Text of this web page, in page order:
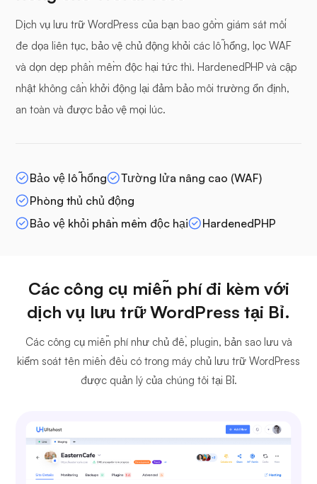
Dịch vụ lưu trữ WordPress của bạn bao gồm giám sát mối
đe dọa liên tục, bảo vệ chủ động khỏi các lỗ hổng, lọc WAF
và dọn dẹp phần mềm độc hại tức thì. HardenedPHP và cập
nhật không cần khởi động lại đảm bảo môi trường ổn định,
an toàn và được bảo vệ mọi lúc.
Bảo vệ lỗ hổng
Tường lửa nâng cao (WAF)
Phòng thủ chủ động
Bảo vệ khỏi phần mềm độc hại
HardenedPHP
Các công cụ miễn phí đi kèm với
dịch vụ lưu trữ WordPress tại Bỉ.
Các công cụ miễn phí như chủ đề, plugin, bản sao lưu và
kiểm soát tên miền đều có trong máy chủ lưu trữ WordPress
được quản lý của chúng tôi tại Bỉ.